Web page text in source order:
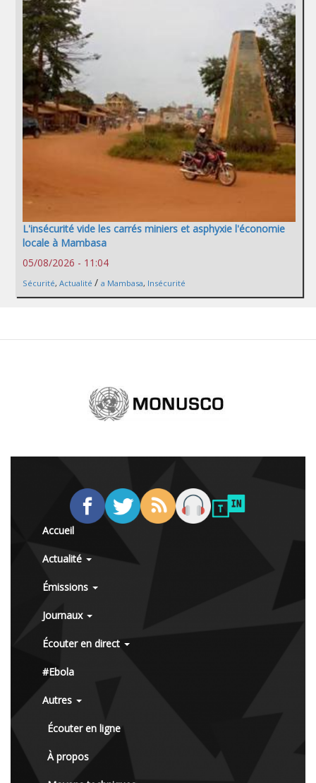
L'insécurité vide les carrés miniers et asphyxie l'économie
locale à Mambasa
05/08/2026 - 11:04
Sécurité, Actualité / a Mambasa, Insécurité
Accueil
Actualité
Émissions
Journaux
Écouter en direct
#Ebola
Autres
Écouter en ligne
À propos